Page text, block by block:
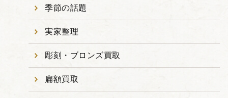
季節の話題
実家整理
彫刻・ブロンズ買取
扁額買取